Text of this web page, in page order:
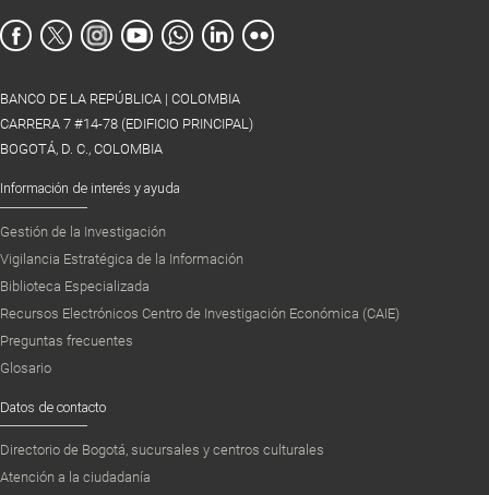
BANCO DE LA REPÚBLICA | COLOMBIA
CARRERA 7 #14-78 (EDIFICIO PRINCIPAL)
BOGOTÁ, D. C., COLOMBIA
Información de interés y ayuda
Gestión de la Investigación
Vigilancia Estratégica de la Información
Biblioteca Especializada
Recursos Electrónicos Centro de Investigación Económica (CAIE)
Preguntas frecuentes
Glosario
Datos de contacto
Directorio de Bogotá, sucursales y centros culturales
Atención a la ciudadanía